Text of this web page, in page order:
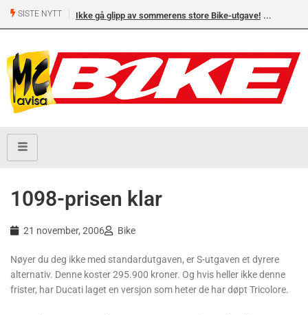
SISTE NYTT Ikke gå glipp av sommerens store Bike-utgave!
1098-prisen klar
21 november, 2006 Bike
Nøyer du deg ikke med standardutgaven, er S-utgaven et dyrere
alternativ. Denne koster 295.900 kroner. Og hvis heller ikke denne
frister, har Ducati laget en versjon som heter de har døpt Tricolore.